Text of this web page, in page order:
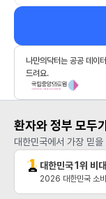
나만의닥터는 공공 데이
드려요.
환자와 정부 모두
대한민국에서 가장 믿
대한민국 1위 비
2026 대한민국 소